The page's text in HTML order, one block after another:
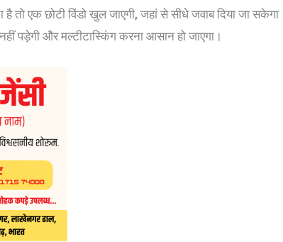
एक छोटी विंडो खुल जाएगी, जहां से सीधे जवाब दिया जा
पड़ेगी और मल्टीटास्किंग करना आसान हो जाएगा।